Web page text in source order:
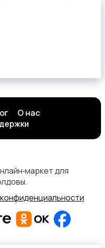
О нас
для